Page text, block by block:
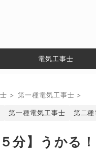
電気工事士
> 第一種電気工事士 >
第一種電気工事士 第二
５分】うかる